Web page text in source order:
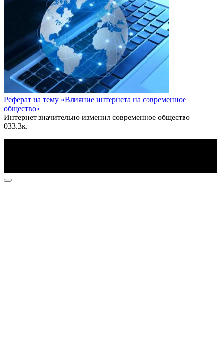
Реферат на тему «Влияние интернета на современное
общество»
Интернет значительно изменил современное общество
033.3к.